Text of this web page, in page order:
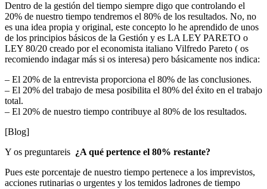
Dentro de la gestión del tiempo siempre digo que controlando el
20% de nuestro tiempo tendremos el 80% de los resultados. No, no
es una idea propia y original, este concepto lo he aprendido de unos
de los principios básicos de la Gestión y es LA LEY PARETO o
LEY 80/20 creado por el economista italiano Vilfredo Pareto ( os
recomiendo indagar más si os interesa) pero básicamente nos indica:
– El 20% de la entrevista proporciona el 80% de las conclusiones.
– El 20% del trabajo de mesa posibilita el 80% del éxito en el trabajo
total.
– El 20% de nuestro tiempo contribuye al 80% de los resultados.
[Blog]
Y os preguntareis ¿A qué pertence el 80% restante?
Pues este porcentaje de nuestro tiempo pertenece a los imprevistos,
acciones rutinarias o urgentes y los temidos ladrones de tiempo